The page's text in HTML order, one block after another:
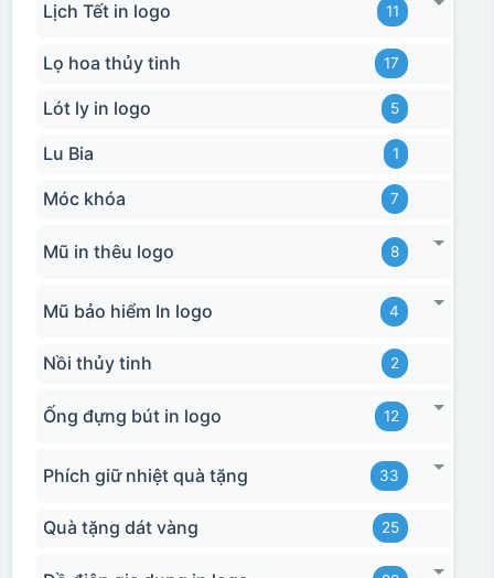
Lịch Tết in logo 11
Lọ hoa thủy tinh 17
Lót ly in logo 5
Lu Bia 1
Móc khóa 7
Mũ in thêu logo 8
Mũ bảo hiểm In logo 4
Nồi thủy tinh 2
Ống đựng bút in logo 12
Phích giữ nhiệt quà tặng 33
Quà tặng dát vàng 25